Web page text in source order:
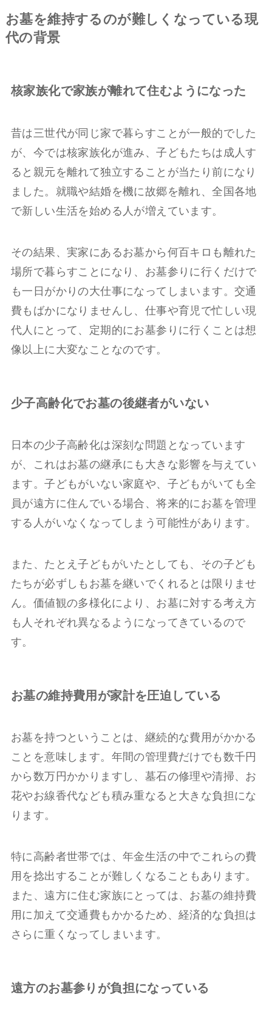
お墓を維持するのが難しくなっている現
代の背景
核家族化で家族が離れて住むようになった
昔は三世代が同じ家で暮らすことが一般的でした
が、今では核家族化が進み、子どもたちは成人す
ると親元を離れて独立することが当たり前になり
ました。就職や結婚を機に故郷を離れ、全国各地
で新しい生活を始める人が増えています。
その結果、実家にあるお墓から何百キロも離れた
場所で暮らすことになり、お墓参りに行くだけで
も一日がかりの大仕事になってしまいます。交通
費もばかになりませんし、仕事や育児で忙しい現
代人にとって、定期的にお墓参りに行くことは想
像以上に大変なことなのです。
少子高齢化でお墓の後継者がいない
日本の少子高齢化は深刻な問題となっています
が、これはお墓の継承にも大きな影響を与えてい
ます。子どもがいない家庭や、子どもがいても全
員が遠方に住んでいる場合、将来的にお墓を管理
する人がいなくなってしまう可能性があります。
また、たとえ子どもがいたとしても、その子ども
たちが必ずしもお墓を継いでくれるとは限りませ
ん。価値観の多様化により、お墓に対する考え方
も人それぞれ異なるようになってきているので
す。
お墓の維持費用が家計を圧迫している
お墓を持つということは、継続的な費用がかかる
ことを意味します。年間の管理費だけでも数千円
から数万円かかりますし、墓石の修理や清掃、お
花やお線香代なども積み重なると大きな負担にな
ります。
特に高齢者世帯では、年金生活の中でこれらの費
用を捻出することが難しくなることもあります。
また、遠方に住む家族にとっては、お墓の維持費
用に加えて交通費もかかるため、経済的な負担は
さらに重くなってしまいます。
遠方のお墓参りが負担になっている